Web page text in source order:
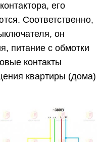
его
Соответственно,
он
питание с обмотки
контакты
квартиры (дома)